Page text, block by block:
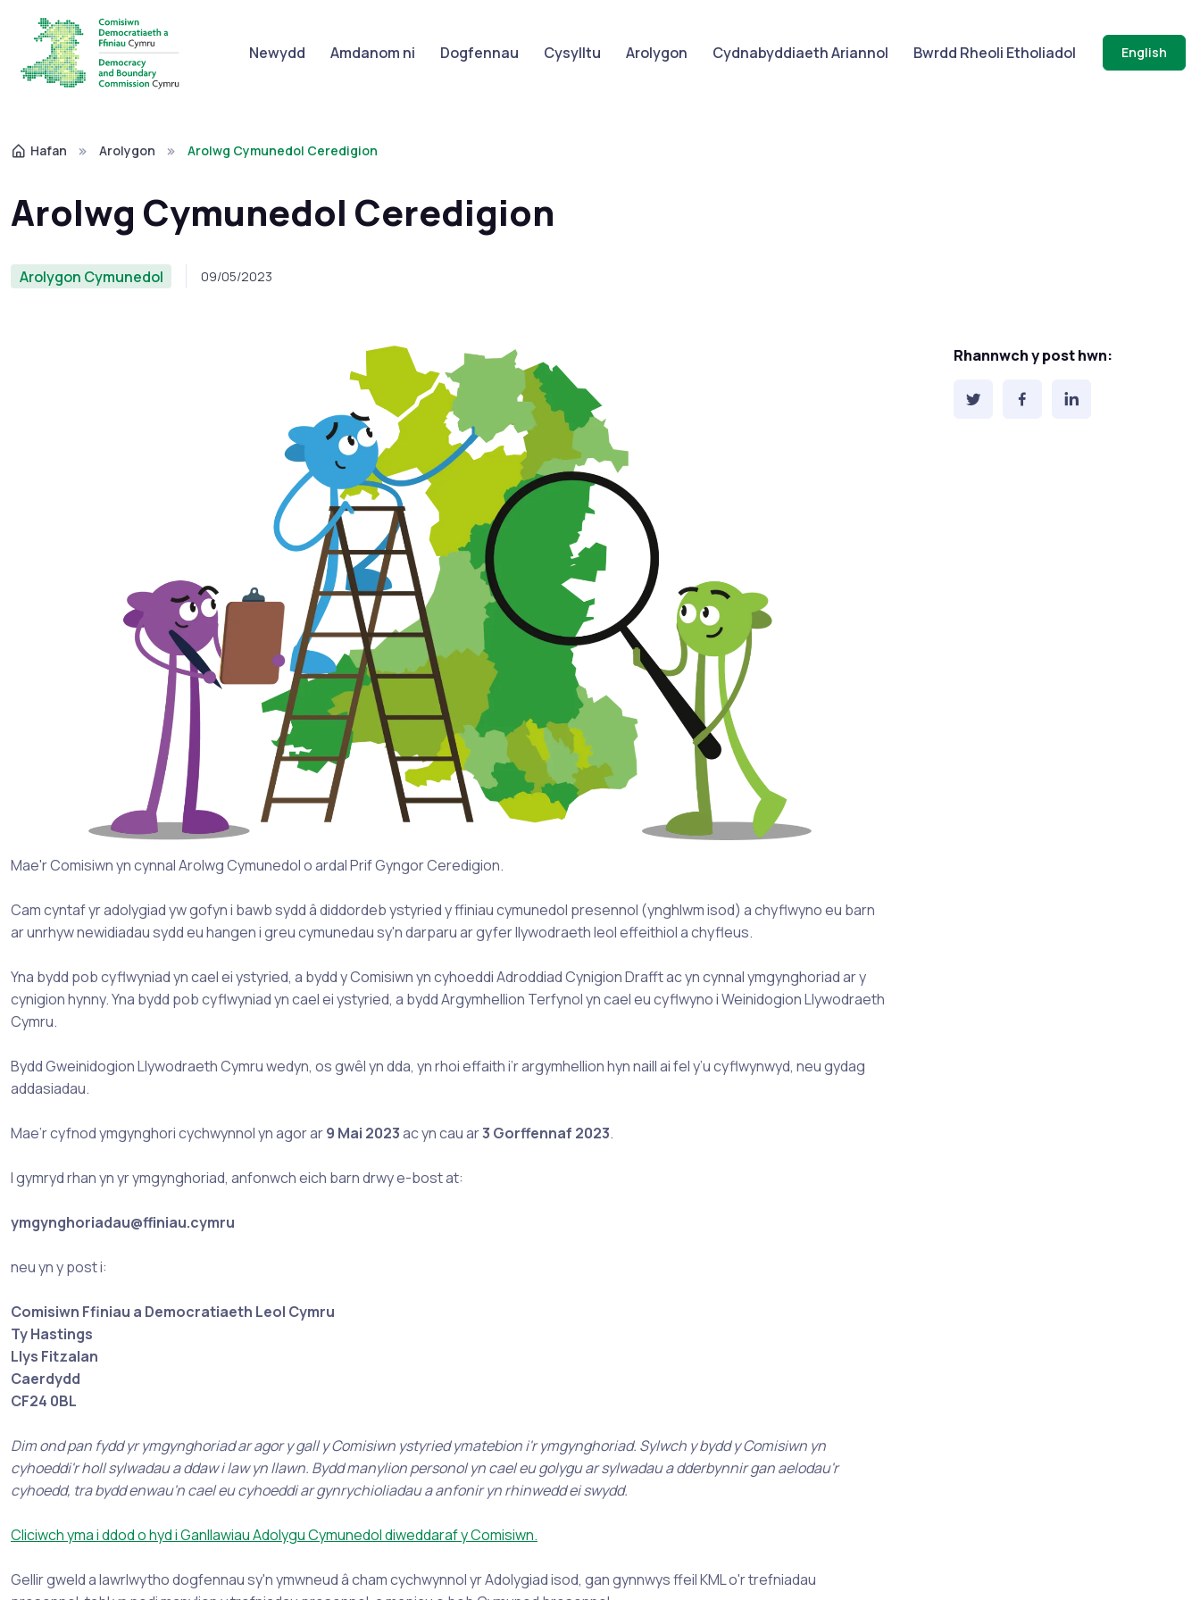
Newydd Amdanom ni Dogfennau Cysylltu Arolygon Cydnabyddiaeth Ariannol Bwrdd Rheoli Etholiadol English
Hafan Arolygon Arolwg Cymunedol Ceredigion
Arolwg Cymunedol Ceredigion
Arolygon Cymunedol 09/05/2023
Mae'r Comisiwn yn cynnal Arolwg Cymunedol o ardal Prif Gyngor Ceredigion.
Cam cyntaf yr adolygiad yw gofyn i bawb sydd â diddordeb ystyried y ffiniau cymunedol presennol (ynghlwm isod) a chyflwyno eu barn
ar unrhyw newidiadau sydd eu hangen i greu cymunedau sy'n darparu ar gyfer llywodraeth leol effeithiol a chyfleus.
Yna bydd pob cyflwyniad yn cael ei ystyried, a bydd y Comisiwn yn cyhoeddi Adroddiad Cynigion Drafft ac yn cynnal ymgynghoriad ar y
cynigion hynny. Yna bydd pob cyflwyniad yn cael ei ystyried, a bydd Argymhellion Terfynol yn cael eu cyflwyno i Weinidogion Llywodraeth
Cymru.
Bydd Gweinidogion Llywodraeth Cymru wedyn, os gwêl yn dda, yn rhoi effaith i’r argymhellion hyn naill ai fel y’u cyflwynwyd, neu gydag
addasiadau.
Mae’r cyfnod ymgynghori cychwynnol yn agor ar9 Mai 2023ac yn cau ar3 Gorffennaf 2023.
I gymryd rhan yn yr ymgynghoriad, anfonwch eich barn drwy e-bost at:
ymgynghoriadau@ffiniau.cymru
neu yn y post i:
Comisiwn Ffiniau a Democratiaeth Leol Cymru
Ty Hastings
Llys Fitzalan
Caerdydd
CF24 0BL
Dim ond pan fydd yr ymgynghoriad ar agor y gall y Comisiwn ystyried ymatebion i'r ymgynghoriad. Sylwch y bydd y Comisiwn yn
cyhoeddi'r holl sylwadau a ddaw i law yn llawn. Bydd manylion personol yn cael eu golygu ar sylwadau a dderbynnir gan aelodau'r
cyhoedd, tra bydd enwau'n cael eu cyhoeddi ar gynrychioliadau a anfonir yn rhinwedd ei swydd.
Cliciwch yma i ddod o hyd i Ganllawiau Adolygu Cymunedol diweddaraf y Comisiwn.
Gellir gweld a lawrlwytho dogfennau sy'n ymwneud â cham cychwynnol yr Adolygiad isod, gan gynnwys ffeil KML o'r trefniadau
Rhannwch y post hwn: